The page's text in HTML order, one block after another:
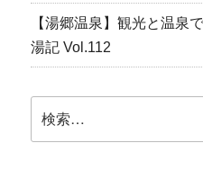
【湯郷温泉】観光と温泉
湯記 Vol.112